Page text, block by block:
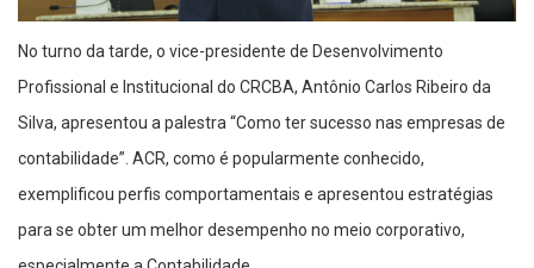
No turno da tarde, o vice-presidente de Desenvolvimento
Profissional e Institucional do CRCBA, Antônio Carlos Ribeiro da
Silva, apresentou a palestra “Como ter sucesso nas empresas de
contabilidade”. ACR, como é popularmente conhecido,
exemplificou perfis comportamentais e apresentou estratégias
para se obter um melhor desempenho no meio corporativo,